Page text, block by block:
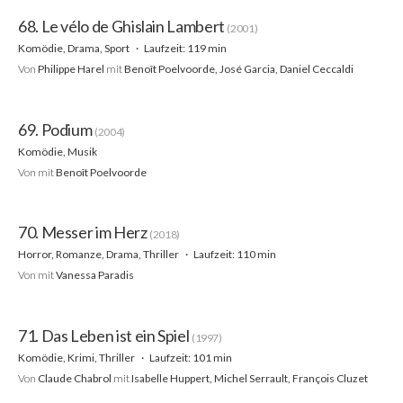
68. Le vélo de Ghislain Lambert (2001)
Komödie, Drama, Sport
Laufzeit: 119 min
Von Philippe Harel mitBenoît Poelvoorde, José Garcia, Daniel Ceccaldi
69. Podium (2004)
Komödie, Musik
Von mitBenoît Poelvoorde
70. Messer im Herz (2018)
Horror, Romanze, Drama, Thriller
Laufzeit: 110 min
Von mitVanessa Paradis
71. Das Leben ist ein Spiel (1997)
Komödie, Krimi, Thriller
Laufzeit: 101 min
Von Claude Chabrol mitIsabelle Huppert, Michel Serrault, François Cluzet